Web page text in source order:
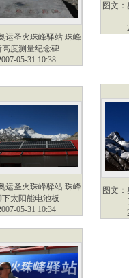
运圣火珠峰驿站 珠峰
高度测量纪念碑
05-31 10:38
图文
运圣火珠峰驿站 珠峰
下太阳能电池板
05-31 10:34
图文